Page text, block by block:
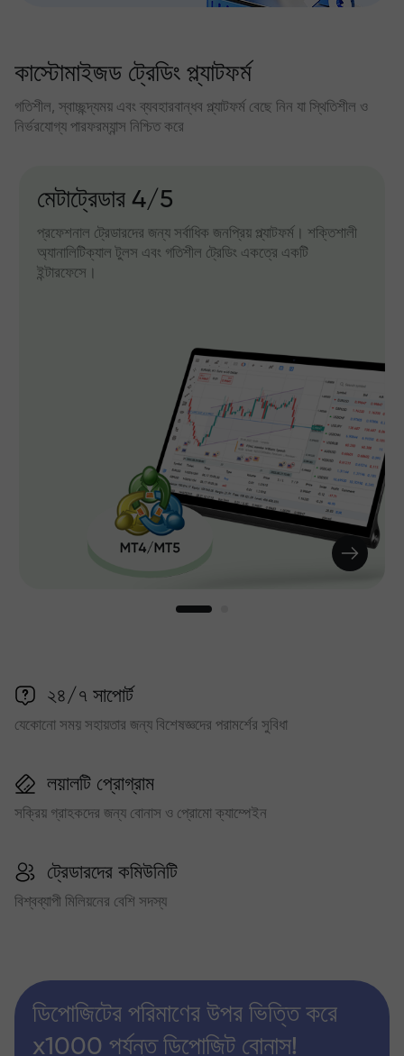
কাস্টোমাইজড ট্রেডিং প্ল্যাটফর্ম
গতিশীল, স্বাচ্ছন্দ্যময় এবং ব্যবহারবান্ধব প্ল্যাটফর্ম বেছে নিন যা স্থিতিশীল ও
নির্ভরযোগ্য পারফরম্যান্স নিশ্চিত করে
মেটাট্রেডার 4/5
প্রফেশনাল ট্রেডারদের জন্য সর্বাধিক জনপ্রিয় প্ল্যাটফর্ম। শক্তিশালী
অ্যানালিটিক্যাল টুলস এবং গতিশীল ট্রেডিং একত্রে একটি
ইন্টারফেসে।
২৪/৭ সাপোর্ট
যেকোনো সময় সহায়তার জন্য বিশেষজ্ঞদের পরামর্শের সুবিধা
লয়ালটি প্রোগ্রাম
সক্রিয় গ্রাহকদের জন্য বোনাস ও প্রোমো ক্যাম্পেইন
ট্রেডারদের কমিউনিটি
বিশ্বব্যাপী মিলিয়নের বেশি সদস্য
ডিপোজিটের পরিমাণের উপর ভিত্তি করে
x1000 পর্যন্ত ডিপোজিট বোনাস!